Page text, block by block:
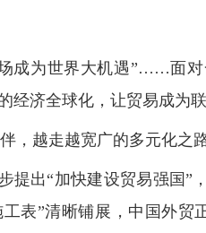
成为世界大机遇”……面
济全球化，让贸易成为
，越走越宽广的多元化之
出“加快建设贸易强国”
表”清晰铺展，中国外贸